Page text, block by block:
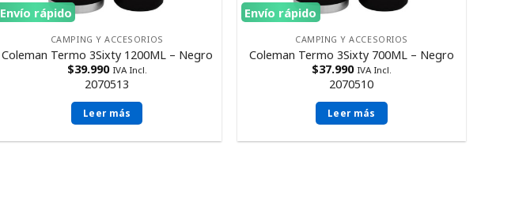
Envío rápido
CAMPING Y ACCESORIOS
Coleman Termo 3Sixty 1200ML – Negro
$39.990 IVA Incl.
2070513
Leer más
Envío rápido
CAMPING Y ACCESORIOS
Coleman Termo 3Sixty 700ML – Negro
$37.990 IVA Incl.
2070510
Leer más